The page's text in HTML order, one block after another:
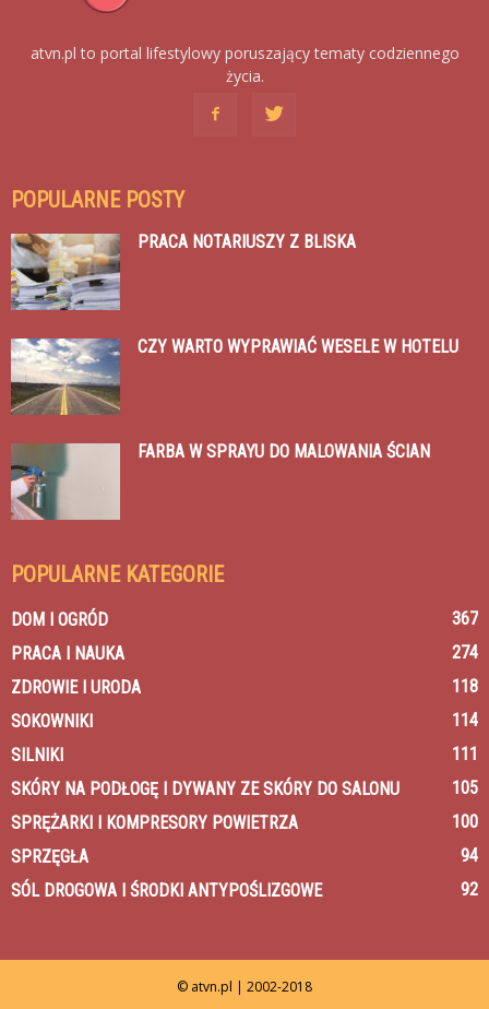
atvn.pl to portal lifestylowy poruszający tematy codziennego
życia.
POPULARNE POSTY
PRACA NOTARIUSZY Z BLISKA
CZY WARTO WYPRAWIAĆ WESELE W HOTELU
FARBA W SPRAYU DO MALOWANIA ŚCIAN
POPULARNE KATEGORIE
DOM I OGRÓD
367
PRACA I NAUKA
274
ZDROWIE I URODA
118
SOKOWNIKI
114
SILNIKI
111
SKÓRY NA PODŁOGĘ I DYWANY ZE SKÓRY DO SALONU
105
SPRĘŻARKI I KOMPRESORY POWIETRZA
100
SPRZĘGŁA
94
SÓL DROGOWA I ŚRODKI ANTYPOŚLIZGOWE
92
© atvn.pl | 2002-2018